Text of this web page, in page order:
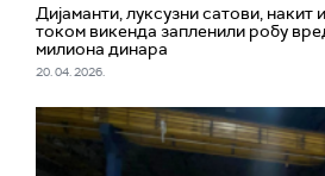
Дијаманти, луксузни сатови, накит
током викенда запленили робу
милиона динара
20. 04. 2026.